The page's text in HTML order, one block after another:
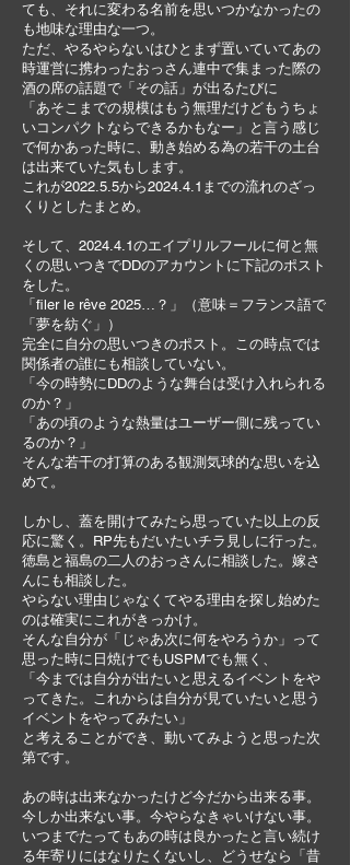
ても、それに変わる名前を思いつかなかったの
も地味な理由な一つ。
ただ、やるやらないはひとまず置いていてあの
時運営に携わったおっさん連中で集まった際の
酒の席の話題で「その話」が出るたびに
「あそこまでの規模はもう無理だけどもうちょ
いコンパクトならできるかもなー」と言う感じ
で何かあった時に、動き始める為の若干の土台
は出来ていた気もします。
これが2022.5.5から2024.4.1までの流れのざっ
くりとしたまとめ。
そして、2024.4.1のエイプリルフールに何と無
くの思いつきでDDのアカウントに下記のポスト
をした。
「filer le rêve 2025…？」（意味＝フランス語で
「夢を紡ぐ」）
完全に自分の思いつきのポスト。この時点では
関係者の誰にも相談していない。
「今の時勢にDDのような舞台は受け入れられる
のか？」
「あの頃のような熱量はユーザー側に残ってい
るのか？」
そんな若干の打算のある観測気球的な思いを込
めて。
しかし、蓋を開けてみたら思っていた以上の反
応に驚く。RP先もだいたいチラ見しに行った。
徳島と福島の二人のおっさんに相談した。嫁さ
んにも相談した。
やらない理由じゃなくてやる理由を探し始めた
のは確実にこれがきっかけ。
そんな自分が「じゃあ次に何をやろうか」って
思った時に日焼けでもUSPMでも無く、
「今までは自分が出たいと思えるイベントをや
ってきた。これからは自分が見ていたいと思う
イベントをやってみたい」
と考えることができ、動いてみようと思った次
第です。
あの時は出来なかったけど今だから出来る事。
今しか出来ない事。今やらなきゃいけない事。
いつまでたってもあの時は良かったと言い続け
る年寄りにはなりたくないし、どうせなら「昔